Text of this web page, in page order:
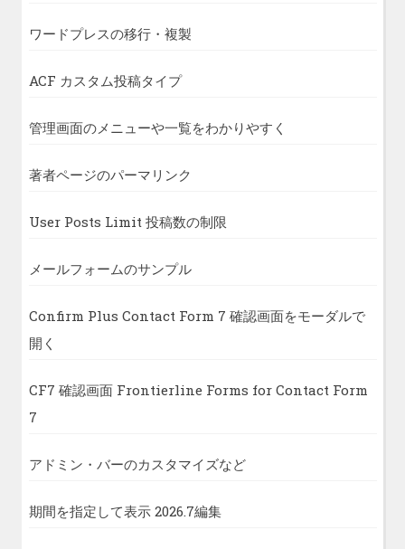
ワードプレスの移行・複製
ACF カスタム投稿タイプ
管理画面のメニューや一覧をわかりやすく
著者ページのパーマリンク
User Posts Limit 投稿数の制限
メールフォームのサンプル
Confirm Plus Contact Form 7 確認画面をモーダルで
開く
CF7 確認画面 Frontierline Forms for Contact Form
7
アドミン・バーのカスタマイズなど
期間を指定して表示 2026.7編集